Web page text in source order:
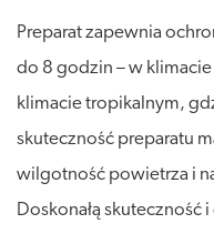
Preparat zapewnia
do 8 godzin – w
klimacie tropikalnym,
skuteczność preparatu
wilgotność powietrza i
Doskonałą skuteczność